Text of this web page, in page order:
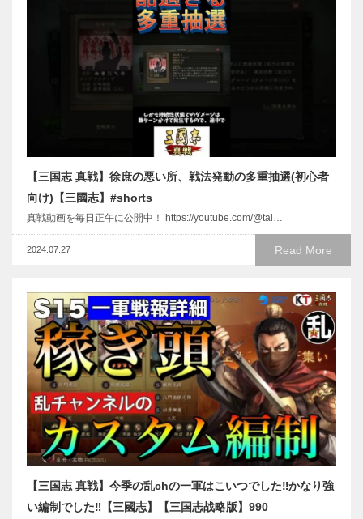
【三国志 真戦】徐庶の悪い所、戦法発動の多重抽選(初心者
向け)【三國志】#shorts
真戦動画を毎日正午に公開中！ https://youtube.com/@tal…
Read More
2024.07.27
【三国志 真戦】今季の乱chの一軍はこいつでした‼かなり強
い編制でした‼【三國志】【三国志战略版】990